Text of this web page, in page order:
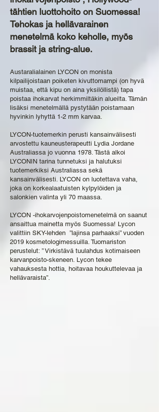
tähtien luottohoito on Suomessa!
Tehokas ja hellävarainen
menetelmä koko keholle, myös
brassit ja string-alue.
Austaralialainen LYCON on monista
kilpailijoistaan poiketen kivuttomampi (on hyvä
muistaa, että kipu on aina yksilöllistä) tapa
poistaa ihokarvat herkimmiltäkin alueilta. Tämän
lisäksi menetelmällä pystytään poistamaan
hyvinkin lyhyttä 1-2 mm karvaa.
LYCON-tuotemerkin perusti kansainvälisesti
arvostettu kauneusterapeutti Lydia Jordane
Australiassa jo vuonna 1978. Tästä alkoi
LYCONIN tarina tunnetuksi ja halutuksi
tuotemerkiksi Australiassa sekä
kansainvälisesti. LYCON on luotettava vaha,
joka on korkealaatuisten kylpylöiden ja
salonkien valinta yli 70 maassa.
LYCON -ihokarvojenpoistomenetelmä on saanut
ansaittua mainetta myös Suomessa! Lycon
valittiin SKY-lehden ”lajinsa parhaaksi” vuoden
2019 kosmetologimessuilla. Tuomariston
perustelut: ” Virkistävä tuulahdus kotimaiseen
karvanpoisto-skeneen. Lycon tekee
vahauksesta hottia, hoitavaa houkuttelevaa ja
hellävaraista”.